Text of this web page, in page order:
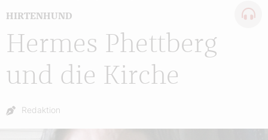
Hermes Phettberg
und die Kirche
HIRTENHUND
Autor:
Redaktion